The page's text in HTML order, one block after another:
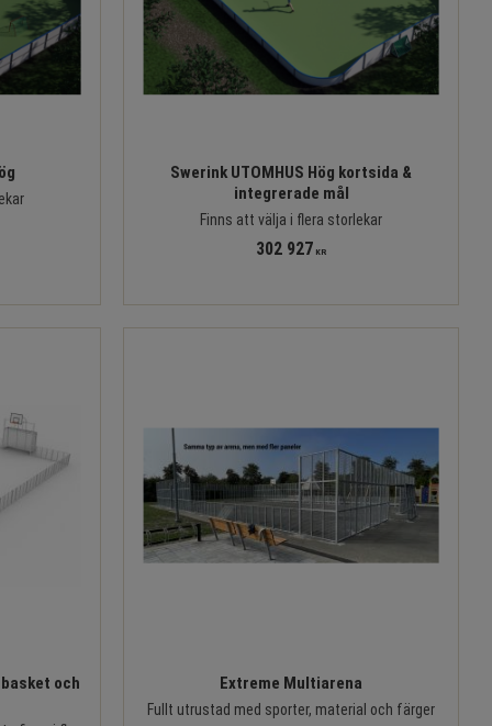
Swerink UTOMHUS Hög kortsida &
integrerade mål
Finns att välja i flera storlekar
302 927 KR
och Extreme Multiarena
Fullt utrustad med sporter, material och färger